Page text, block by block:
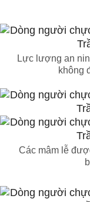
Lực lượng an
không
Các mâm lễ